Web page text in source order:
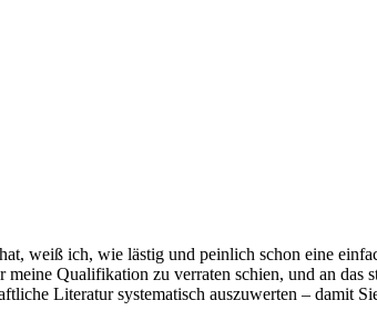
weiß ich, wie lästig und peinlich schon eine
‌Qualifikation zu verraten‍ schien, ⁤und ‍an
Literatur systematisch auszuwerten – damit